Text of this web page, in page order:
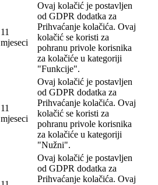
11
mjeseci
Ovaj kolačić je postavljen
od GDPR dodatka za
Prihvaćanje kolačića. Ovaj
kolačić se koristi za
pohranu privole korisnika
za kolačiće u kategoriji
"Funkcije".
11
mjeseci
Ovaj kolačić je postavljen
od GDPR dodatka za
Prihvaćanje kolačića. Ovaj
kolačić se koristi za
pohranu privole korisnika
za kolačiće u kategoriji
"Nužni".
Ovaj kolačić je postavljen
od GDPR dodatka za
Prihvaćanje kolačića. Ovaj